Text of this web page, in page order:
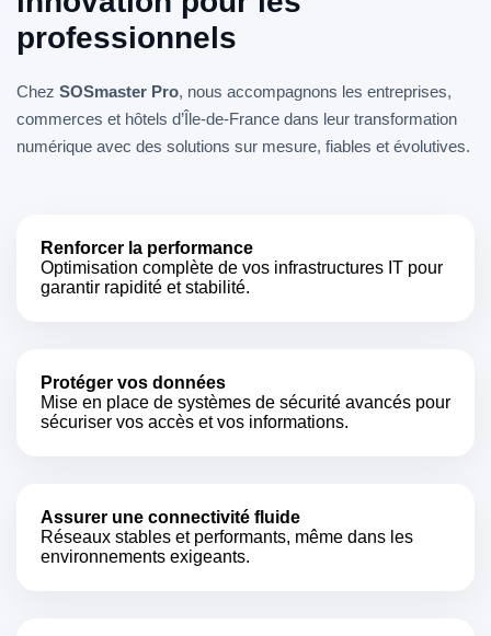
professionnels
Chez SOSmaster Pro, nous accompagnons les entreprises,
commerces et hôtels d’Île-de-France dans leur transformation
numérique avec des solutions sur mesure, fiables et évolutives.
Renforcer la performance
Optimisation complète de vos infrastructures IT pour
garantir rapidité et stabilité.
Protéger vos données
Mise en place de systèmes de sécurité avancés pour
sécuriser vos accès et vos informations.
Assurer une connectivité fluide
Réseaux stables et performants, même dans les
environnements exigeants.